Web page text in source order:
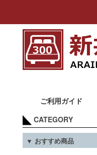
ご利用ガイド
CATEGORY
▼ おすすめ商品